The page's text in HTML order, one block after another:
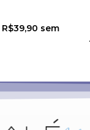
R$33,90 sem